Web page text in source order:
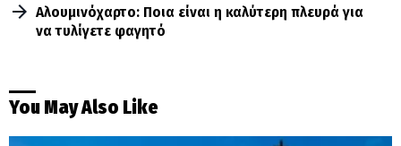
Αλουμινόχαρτο: Ποια είναι η καλύτερη πλευρά για
να τυλίγετε φαγητό
You May Also Like